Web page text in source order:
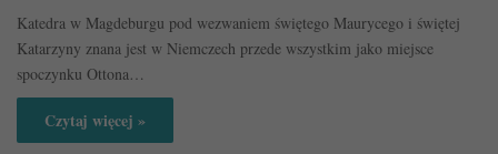
Katedra w Magdeburgu pod wezwaniem świętego Maurycego i świętej
Katarzyny znana jest w Niemczech przede wszystkim jako miejsce
spoczynku Ottona…
Czytaj więcej »